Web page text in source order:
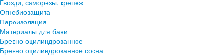
Гвозди, саморезы, крепеж
Огнебиозащита
Пароизоляция
Материалы для бани
Бревно оцилиндрованное
Бревно оцилиндрованное сосна